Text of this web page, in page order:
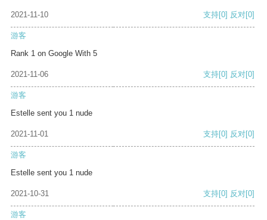
2021-11-10 支持[0] 反对[0]
游客
Rank 1 on Google With 5
2021-11-06 支持[0] 反对[0]
游客
Estelle sent you 1 nude
2021-11-01 支持[0] 反对[0]
游客
Estelle sent you 1 nude
2021-10-31 支持[0] 反对[0]
游客